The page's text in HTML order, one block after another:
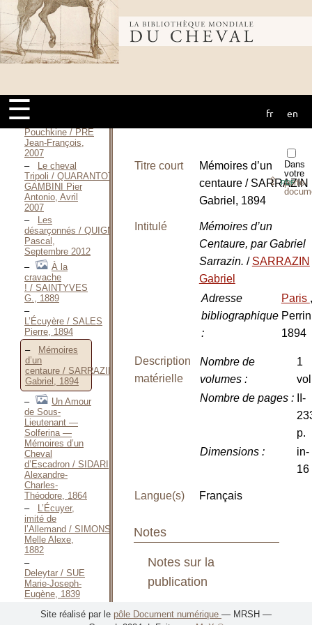
Bibliothèque
mondiale du
cheval
☰ fr en
L’Antichambre
du bon
Dieu / PROST
Emmanuel,
2018
Jean-François,
2000
Pouchkine / PRÉ
Jean-François,
2007
Le cheval
Tripoli / QUARANTOTTI
GAMBINI Pier
Antonio, Avril
2007
Les
désarçonnés / QUIGNARD
Pascal,
Septembre 2012
À la
cravache
! / SAINTYVES
G., 1889
L’Écuyère / SALES
Pierre, 1894
Mémoires
d’un
centaure / SARRAZIN
Gabriel, 1894
Un Amour
de Sous-
Lieutenant —
Solferina —
Mémoires d’un
Cheval
d’Escadron / SIDARI
Alexandre-
Charles-
Théodore, 1864
L’Écuyer,
imité de
l’Allemand / SIMONS
Melle Alexe,
1882
Deleytar / SUE
Marie-Joseph-
Eugène, 1839
Deleytar
— Arabian
Dans
votre
porte-
⇪PDF
Titre court
Mémoires d’un
centaure / SARRAZIN
Gabriel, 1894
Intitulé
Mémoires d’un
Centaure, par Gabriel
Sarrazin. / SARRAZIN
Gabriel
Adresse
bibliographique
:
Paris ,
1894
Description
matérielle
Nombre de
volumes:
1
Nombre de pages:
II-
p.
Dimensions:
in-
16
Langue(s) Français
Notes
Notes sur la
publication
Mentions de
Site réalisé par le pôle Document numérique — MRSH —